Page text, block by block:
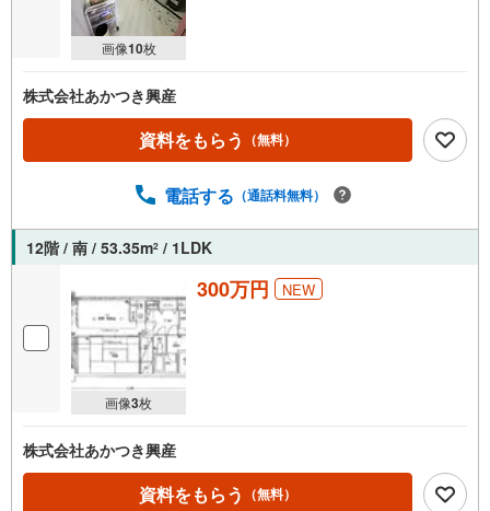
画像10枚
株式会社あかつき興産
資料をもらう （無料）
電話する （通話料無料）
12階 / 南 / 53.35m2 / 1LDK
画像3枚
300万円 NEW
株式会社あかつき興産
資料をもらう （無料）